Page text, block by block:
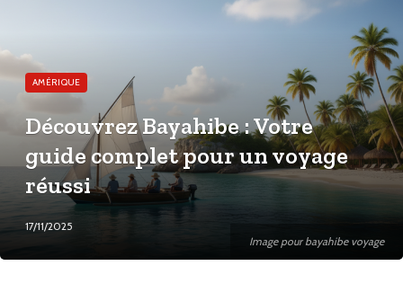
Image pour bayahibe voyage
AMÉRIQUE
Découvrez Bayahibe : Votre
guide complet pour un voyage
réussi
17/11/2025